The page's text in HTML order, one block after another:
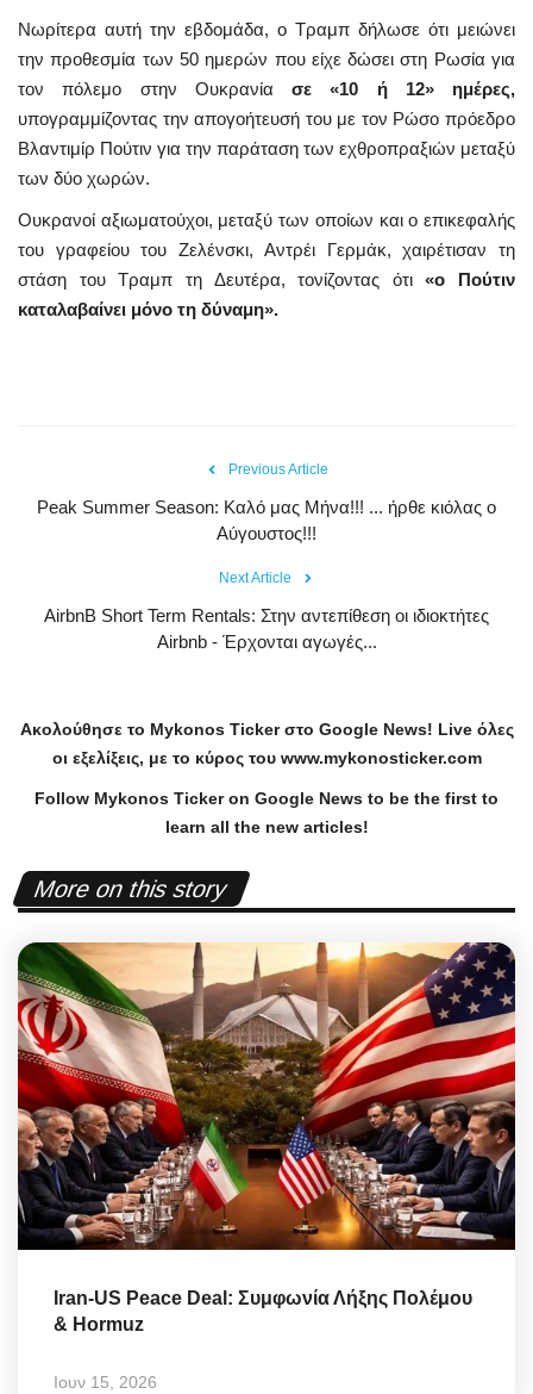
Νωρίτερα αυτή την εβδομάδα, ο Τραμπ δήλωσε ότι μειώνει
την προθεσμία των 50 ημερών που είχε δώσει στη Ρωσία για
τον πόλεμο στην Ουκρανία σε «10 ή 12» ημέρες,
υπογραμμίζοντας την απογοήτευσή του με τον Ρώσο πρόεδρο
Βλαντιμίρ Πούτιν για την παράταση των εχθροπραξιών μεταξύ
των δύο χωρών.
Ουκρανοί αξιωματούχοι, μεταξύ των οποίων και ο επικεφαλής
του γραφείου του Ζελένσκι, Αντρέι Γερμάκ, χαιρέτισαν τη
στάση του Τραμπ τη Δευτέρα, τονίζοντας ότι«ο Πούτιν
καταλαβαίνει μόνο τη δύναμη».
Previous Article
Peak Summer Season: Kαλό μας Μήνα!!! ... ήρθε κιόλας ο
Αύγουστος!!!
Next Article
AirbnB Short Term Rentals: Στην αντεπίθεση οι ιδιοκτήτες
Airbnb - Έρχονται αγωγές...
Ακολούθησε το Mykonos Tickerστο Google News! Liveόλες
οι εξελίξεις, με το κύρος του www.mykonosticker.com
Follow Mykonos Ticker on Google News to be the first to
learn all the new articles!
More on this story
Iran-US Peace Deal: Συμφωνία Λήξης Πολέμου
& Hormuz
Ιουν 15, 2026